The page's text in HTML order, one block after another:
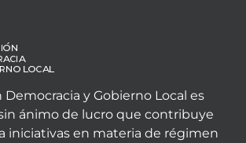
Democracia y Gobierno Local es
ánimo de lucro que contribuye
iniciativas en materia de régimen